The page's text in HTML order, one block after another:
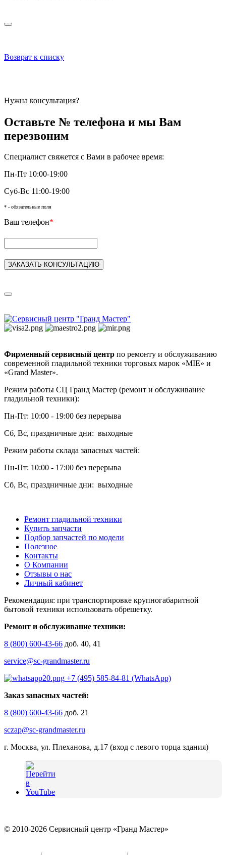
Возврат к списку
Нужна консультация?
Оставьте № телефона и мы Вам
перезвоним
Специалист свяжется с Вами в рабочее время:
Пн-Пт 10:00-19:00
Суб-Вс 11:00-19:00
* - обязательные поля
Ваш телефон*
Фирменный сервисный центр по ремонту и обслуживанию
современной гладильной техники торговых марок «MIE» и
«Grand Master».
Режим работы СЦ Гранд Мастер (ремонт и обслуживание
гладильной техники):
Пн-Пт: 10:00 - 19:00 без перерыва
Сб, Вс, праздничные дни: выходные
Режим работы склада запасных частей:
Пн-Пт: 10:00 - 17:00 без перерыва
Сб, Вс, праздничные дни: выходные
Ремонт гладильной техники
Купить запчасти
Подбор запчастей по модели
Полезное
Контакты
О Компании
Отзывы о нас
Личный кабинет
Рекомендация: при транспортировке крупногабаритной
бытовой техники использовать обрешетку.
Ремонт и обслуживание техники:
8 (800) 600-43-66 доб. 40, 41
service@sc-grandmaster.ru
+7 (495) 585-84-81 (WhatsApp)
Заказ запасных частей:
8 (800) 600-43-66 доб. 21
sczap@sc-grandmaster.ru
г. Москва, ул. Плеханова, д.17 (вход с левого торца здания)
© 2010-2026 Сервисный центр «Гранд Мастер»